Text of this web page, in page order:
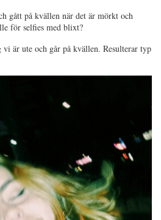
gått på kvällen när det är mörkt och
för selfies med blixt?
vi är ute och går på kvällen. Resulterar typ